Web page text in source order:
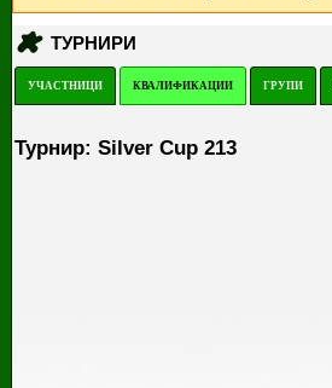
ТУРНИРИ
УЧАСТНИЦИ КВАЛИФИКАЦИИ ГРУПИ
Турнир: Silver Cup 213